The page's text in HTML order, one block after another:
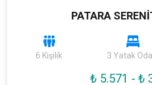
PATARA
6 Kişilik 3 Yatak
₺ 5.571 - ₺